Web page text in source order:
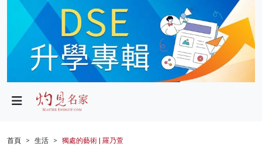
政局
財經
首頁 生活 獨處的藝術 | 羅乃萱